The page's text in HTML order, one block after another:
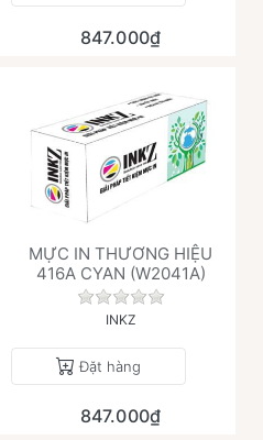
847.000₫
nào cho sản phẩm này.
MỰC IN THƯƠNG HIỆU
416A CYAN (W2041A)
Chưa có đánh giá
INKZ
Đặt hàng
847.000₫